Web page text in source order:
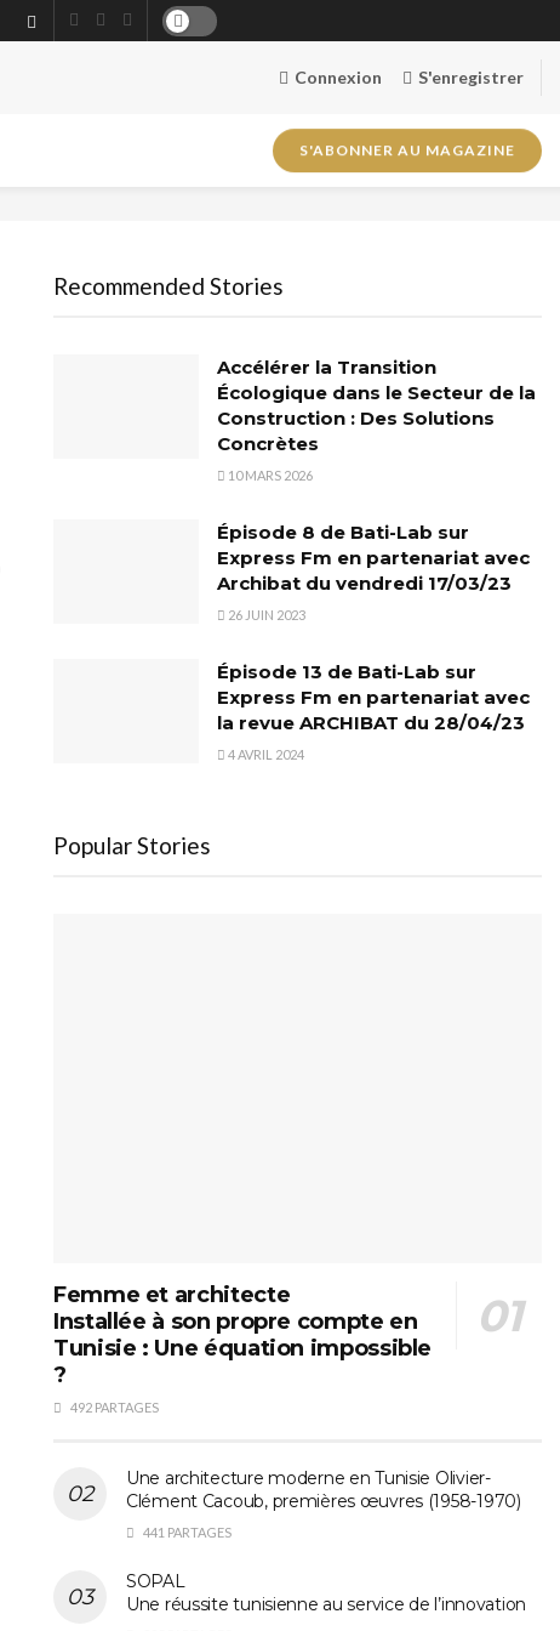
Connexion S'enregistrer
S'ABONNER AU MAGAZINE
Recommended Stories
Accélérer la Transition
Écologique dans le Secteur de la
Construction : Des Solutions
Concrètes
10 MARS 2026
Épisode 8 de Bati-Lab sur
Express Fm en partenariat avec
Archibat du vendredi 17/03/23
26 JUIN 2023
Épisode 13 de Bati-Lab sur
Express Fm en partenariat avec
la revue ARCHIBAT du 28/04/23
4 AVRIL 2024
Popular Stories
Femme et architecte
Installée à son propre compte en
Tunisie : Une équation impossible
?
492 PARTAGES
Une architecture moderne en Tunisie Olivier-
Clément Cacoub, premières œuvres (1958-1970)
441 PARTAGES
SOPAL
Une réussite tunisienne au service de l’innovation